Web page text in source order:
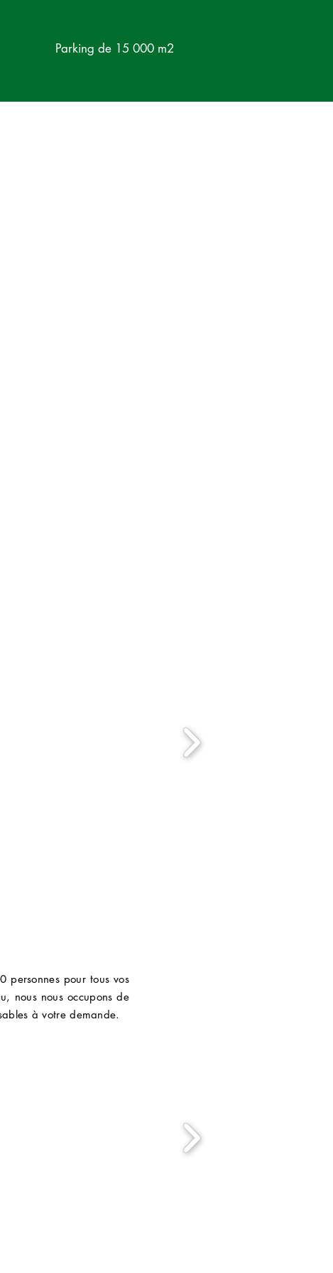
Parking de 15 000 m2
pour tous vos
nous nous occupons de
à votre demande.